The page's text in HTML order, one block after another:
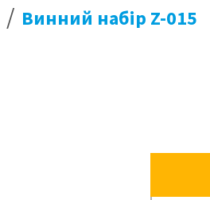
/ Винний набір Z-015